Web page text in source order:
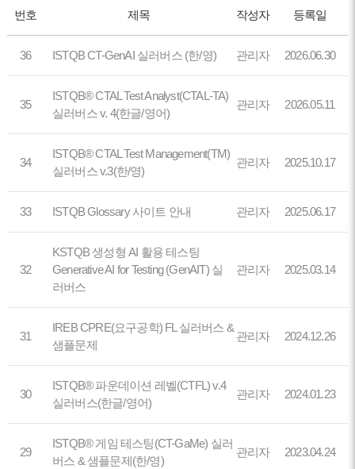
번호 제목 작성자 등록일
36 ISTQB CT-GenAI 실러버스 (한/영) 관리자 2026.06.30
35
ISTQB® CTAL Test Analyst(CTAL-TA)
실러버스 v. 4(한글/영어)
관리자 2026.05.11
34
ISTQB® CTAL Test Management(TM)
실러버스 v.3(한/영)
관리자 2025.10.17
33 ISTQB Glossary 사이트 안내 관리자 2025.06.17
32
KSTQB 생성형 AI 활용 테스팅
Generative AI for Testing (GenAIT) 실
러버스
관리자 2025.03.14
31
IREB CPRE(요구공학) FL 실러버스 &
샘플문제
관리자 2024.12.26
30
ISTQB® 파운데이션 레벨(CTFL) v.4
실러버스(한글/영어)
관리자 2024.01.23
29
ISTQB® 게임 테스팅(CT-GaMe) 실러
버스 & 샘플문제(한/영)
관리자 2023.04.24